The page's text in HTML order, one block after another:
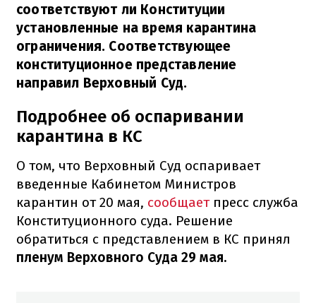
соответствуют ли Конституции
установленные на время карантина
ограничения. Соответствующее
конституционное представление
направил Верховный Суд.
Подробнее об оспаривании
карантина в КС
О том, что Верховный Суд оспаривает
введенные Кабинетом Министров
карантин от 20 мая, сообщаетпресс служба
Конституционного суда. Решение
обратиться с представлением в КС принял
пленум Верховного Суда 29 мая.